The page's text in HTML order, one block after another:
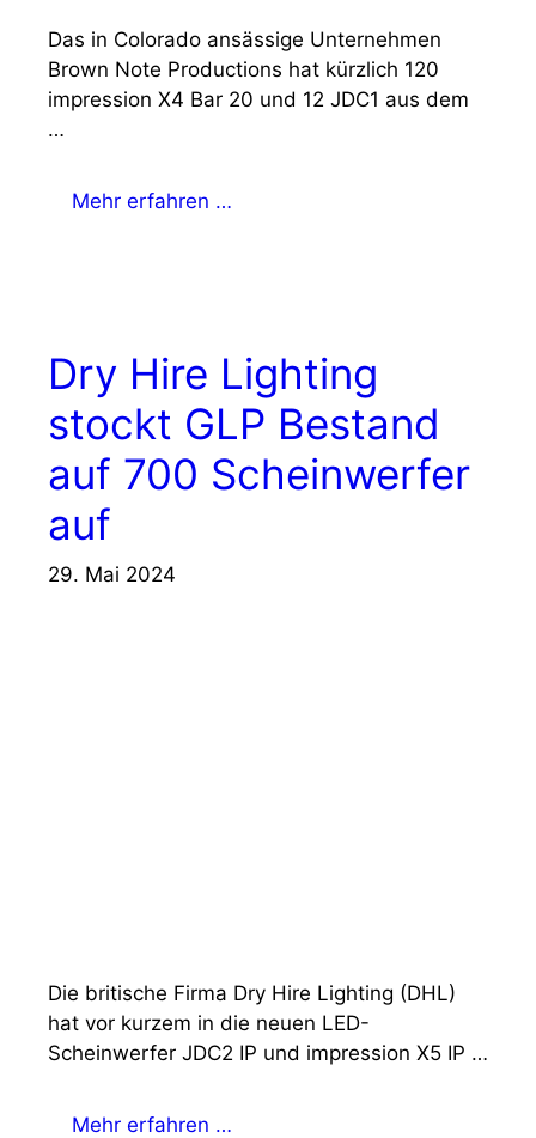
Das in Colorado ansässige Unternehmen
Brown Note Productions hat kürzlich 120
impression X4 Bar 20 und 12 JDC1 aus dem
…
Mehr erfahren …
Dry Hire Lighting
stockt GLP Bestand
auf 700 Scheinwerfer
auf
29. Mai 2024
Die britische Firma Dry Hire Lighting (DHL)
hat vor kurzem in die neuen LED-
Scheinwerfer JDC2 IP und impression X5 IP …
Mehr erfahren …